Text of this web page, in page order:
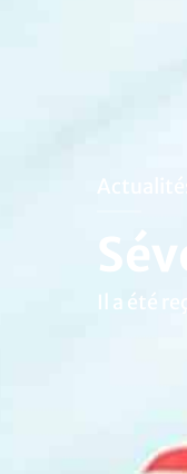
Il a été